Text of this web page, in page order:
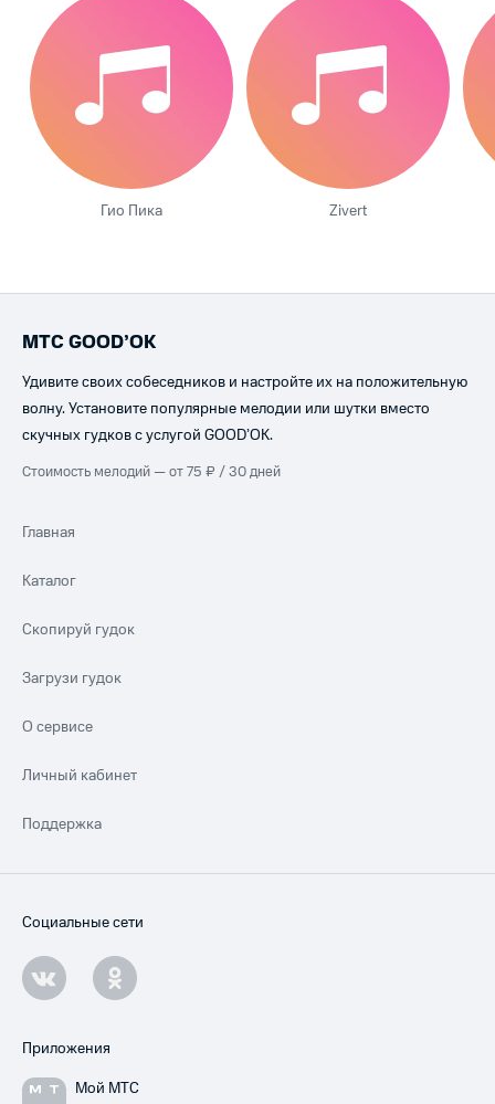
Гио Пика Zivert
МТС GOOD’OK
Удивите своих собеседников и настройте их на положительную
волну. Установите популярные мелодии или шутки вместо
скучных гудков с услугой GOOD’OK.
Стоимость мелодий — от 75 ₽ / 30 дней
Главная
Каталог
Скопируй гудок
Загрузи гудок
О сервисе
Личный кабинет
Поддержка
Социальные сети
Приложения
Мой МТС